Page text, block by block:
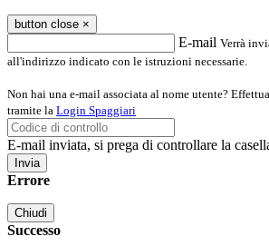
button close ×
E-mail Verrà
all'indirizzo indicato con le istruzioni necessarie.
Non hai una e-mail associata al nome utente?
tramite la Login Spaggiari
E-mail inviata, si prega di controllare la
Errore
Chiudi
Successo